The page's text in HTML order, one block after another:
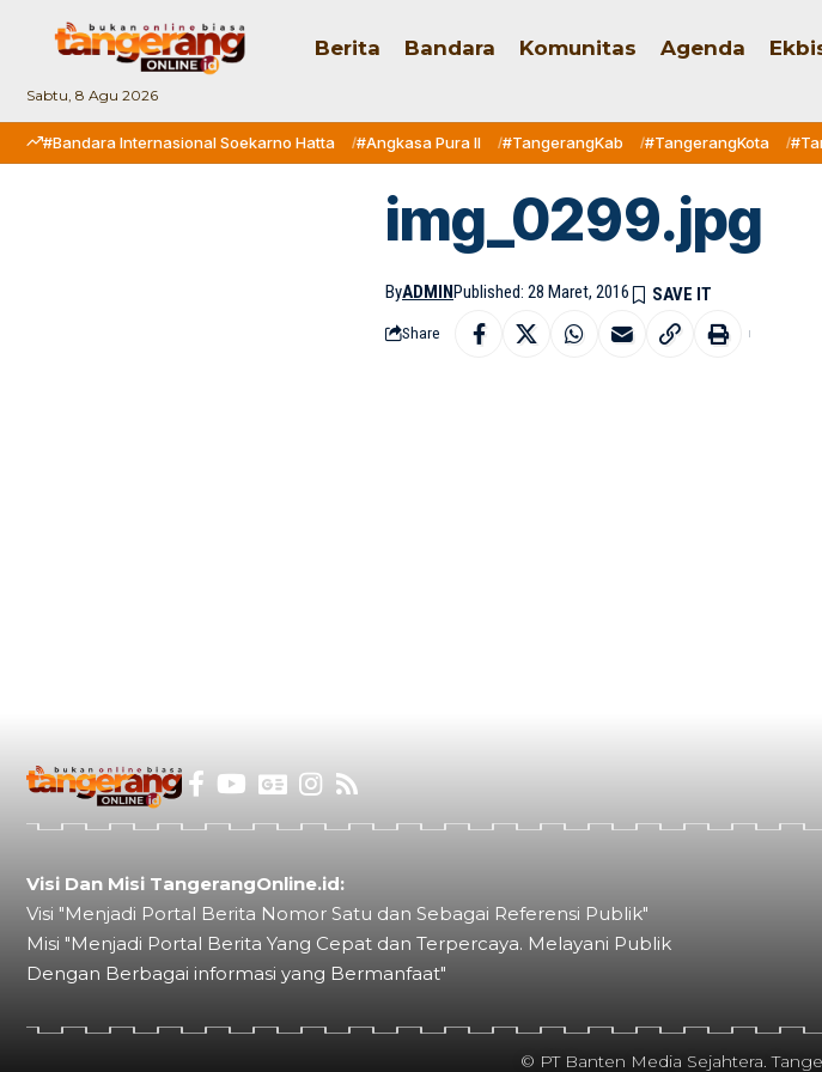
Sabtu, 8 Agu 2026
Berita Bandara Komunitas Agenda
#Bandara Internasional Soekarno Hatta #Angkasa Pura II #TangerangKab #TangerangKota
img_0299.jpg
ByADMINPublished: 28 Maret, 2016
Share
Visi Dan Misi TangerangOnline.id:
Visi "Menjadi Portal Berita Nomor Satu dan Sebagai Referensi Publik"
Misi "Menjadi Portal Berita Yang Cepat dan Terpercaya. Melayani Publik
Dengan Berbagai informasi yang Bermanfaat"
© PT Banten Media Sejahtera.